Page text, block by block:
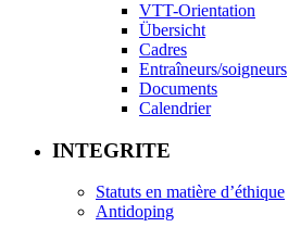
VTT-Orientation
Übersicht
Cadres
Entraîneurs/soigneurs
Documents
Calendrier
INTEGRITE
Statuts en matière d’éthique
Antidoping